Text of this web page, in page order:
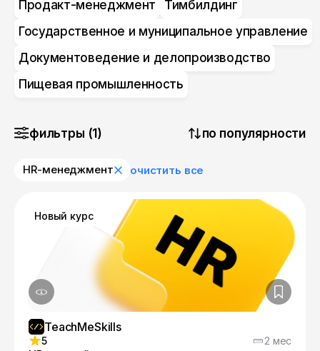
Продакт-менеджмент
Тимбилдинг
Государственное и муниципальное управление
Документоведение и делопроизводство
Пищевая промышленность
фильтры (1) по популярности
HR-менеджмент очистить все
Новый курс
TeachMeSkills
5 2 мес